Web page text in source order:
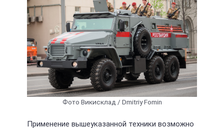
Фото Викисклад / Dmitriy Fomin
Применение вышеуказанной техники возможно